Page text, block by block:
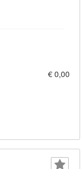
€ 0,00